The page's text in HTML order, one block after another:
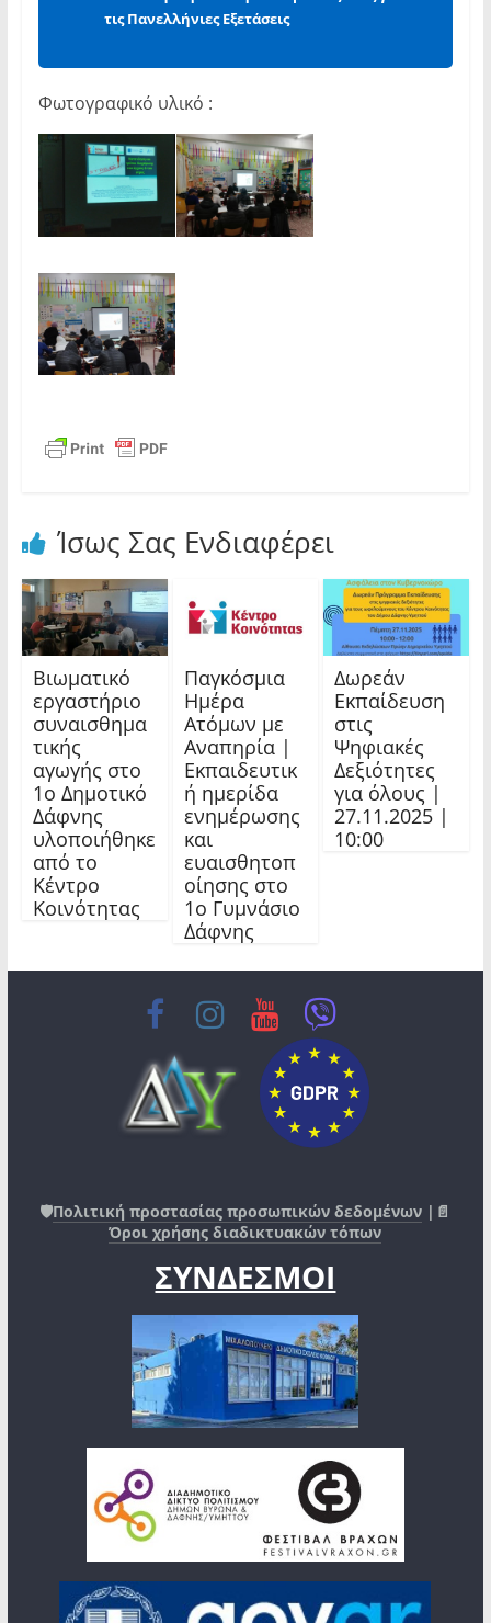
τις Πανελλήνιες Εξετάσεις
Φωτογραφικό υλικό :
Ίσως Σας Ενδιαφέρει
Βιωματικό
εργαστήριο
συναισθημα
τικής
αγωγής στο
1ο Δημοτικό
Δάφνης
υλοποιήθηκε
από το
Κέντρο
Κοινότητας
Παγκόσμια
Ημέρα
Ατόμων με
Αναπηρία |
Εκπαιδευτικ
ή ημερίδα
ενημέρωσης
και
ευαισθητοπ
οίησης στο
1ο Γυμνάσιο
Δάφνης
Δωρεάν
Εκπαίδευση
στις
Ψηφιακές
Δεξιότητες
για όλους |
27.11.2025 |
10:00
🛡️Πολιτική προστασίας προσωπικών δεδομένων |📄
Όροι χρήσης διαδικτυακών τόπων
ΣΥΝΔΕΣΜΟΙ